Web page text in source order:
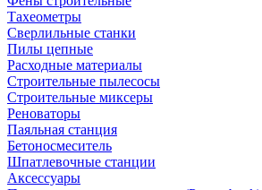
Тахеометры
Сверлильные станки
Пилы цепные
Расходные материалы
Строительные пылесосы
Строительные миксеры
Реноваторы
Паяльная станция
Бетоносмеситель
Шпатлевочные станции
Аксессуары